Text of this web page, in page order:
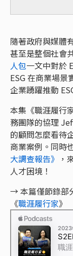
隨著政府與媒體
甚至是整個社會
人包一文中對於
ESG 在商業場
企業踴躍推動
本集《職涯履行
務團隊的協理
的顧問怎麼看待
商業案例。同時
大調查報告》 ，
人才困境！
→ 本篇僅節錄部
《職涯履行家》